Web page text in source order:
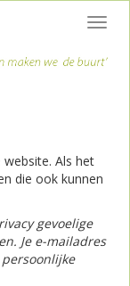
Als het
die ook kunnen
gevoelige
Je e-mailadres